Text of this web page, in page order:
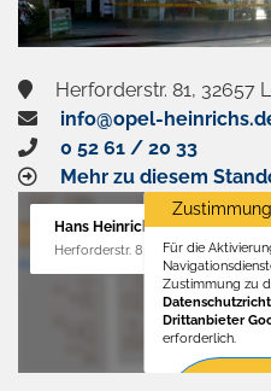
Herforderstr. 81, 32657
info@opel-
0 52 61 / 20 33
Mehr zu diesem
Hans Heinrichs GmbH
Herforderstr. 81, 32657 Lemgo
Für die
Zustimmung zu
Drittanbieter
erforderlich.